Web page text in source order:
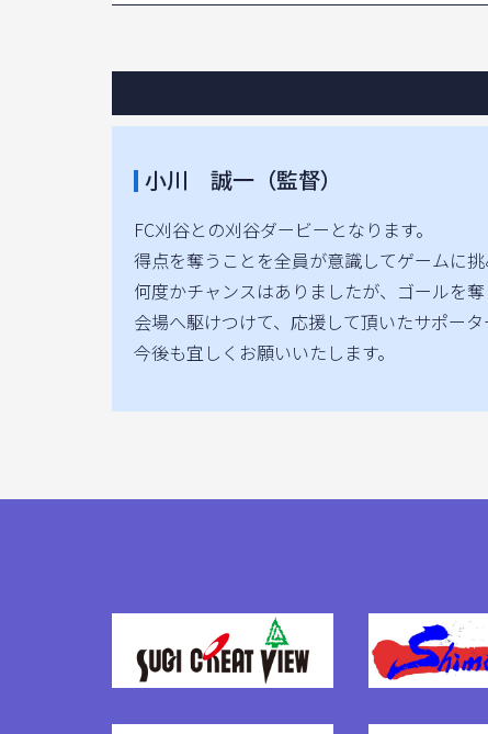
小川 誠一（監督）
FC刈谷との刈谷ダービーとなります。
得点を奪うことを全員が意識してゲームに挑
何度かチャンスはありましたが、ゴールを
会場へ駆けつけて、応援して頂いたサポー
今後も宜しくお願いいたします。